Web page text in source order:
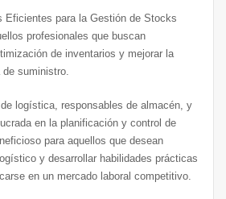
Eficientes para la Gestión de Stocks
profesionales que buscan
de inventarios y mejorar la
suministro.
logística, responsables de almacén, y
en la planificación y control de
para aquellos que desean
y desarrollar habilidades prácticas
en un mercado laboral competitivo.